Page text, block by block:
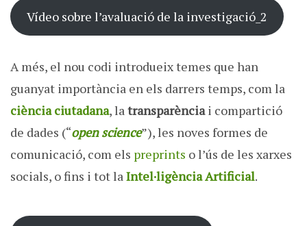
Vídeo sobre l’avaluació de la investigació_2
A més, el nou codi introdueix temes que han
guanyat importància en els darrers temps, com la
ciència ciutadana, latransparènciai compartició
de dades (“open science”), les noves formes de
comunicació, com els preprints o l’ús de les xarxes
socials, o fins i tot laIntel·ligència Artificial.